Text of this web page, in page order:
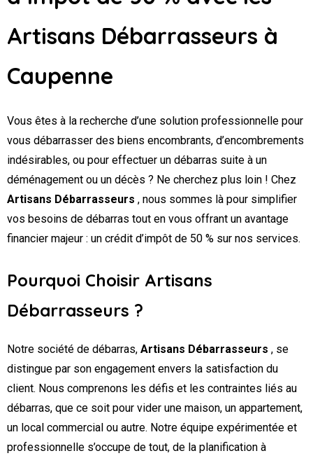
Artisans Débarrasseurs à
Caupenne
Vous êtes à la recherche d’une solution professionnelle pour
vous débarrasser des biens encombrants, d’encombrements
indésirables, ou pour effectuer un débarras suite à un
déménagement ou un décès ? Ne cherchez plus loin ! Chez
Artisans Débarrasseurs , nous sommes là pour simplifier
vos besoins de débarras tout en vous offrant un avantage
financier majeur : un crédit d’impôt de 50 % sur nos services.
Pourquoi Choisir Artisans
Débarrasseurs ?
Notre société de débarras, Artisans Débarrasseurs , se
distingue par son engagement envers la satisfaction du
client. Nous comprenons les défis et les contraintes liés au
débarras, que ce soit pour vider une maison, un appartement,
un local commercial ou autre. Notre équipe expérimentée et
professionnelle s’occupe de tout, de la planification à